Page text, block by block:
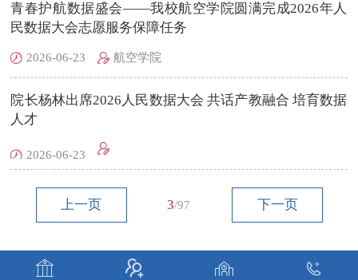
青春护航数据盛会——我校航空学院圆满完成2026年人
民数据大会志愿服务保障任务
2026-06-23 航空学院
院长杨林出席2026人民数据大会 共话产教融合 培育数据
人才
2026-06-23
上一页 3/97 下一页
   